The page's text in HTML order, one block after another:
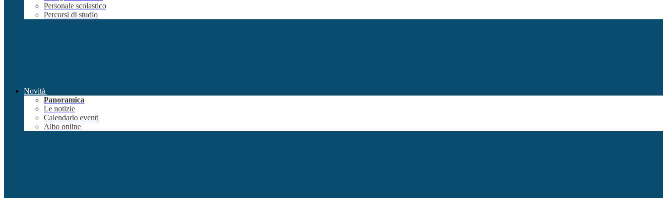
Personale scolastico
Percorsi di studio
Novità
Panoramica
Le notizie
Calendario eventi
Albo online